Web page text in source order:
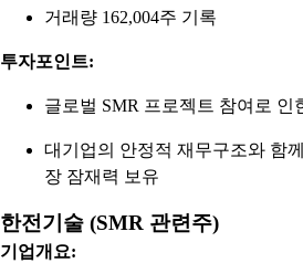
거래량 162,004주 기록
투자포인트:
글로벌 SMR 프로젝트 참여로 인
대기업의 안정적 재무구조와 함
장 잠재력 보유
한전기술 (SMR 관련주)
기업개요: